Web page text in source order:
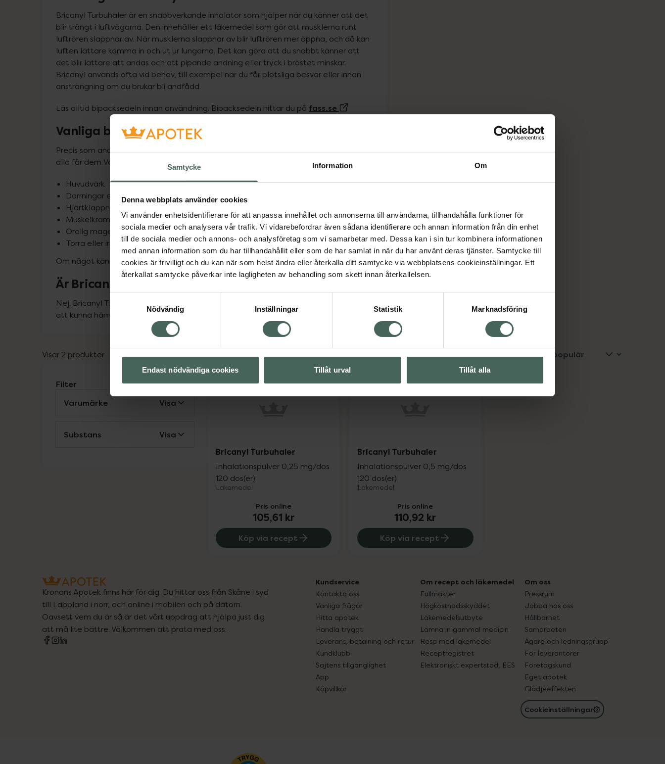
Samtycke Information Om
Denna webbplats använder cookies
Vi använder enhetsidentifierare för att anpassa innehållet och annonserna till användarna, tillhandahålla funktioner för
sociala medier och analysera vår trafik. Vi vidarebefordrar även sådana identifierare och annan information från din enhet
till de sociala medier och annons- och analysföretag som vi samarbetar med. Dessa kan i sin tur kombinera informationen
med annan information som du har tillhandahållit eller som de har samlat in när du har använt deras tjänster. Samtycke till
cookies är frivilligt och du kan när som helst ändra eller återkalla ditt samtycke via webbplatsens cookieinställningar. Ett
återkallat samtycke påverkar inte lagligheten av behandling som skett innan återkallelsen.
Nödvändig
Inställningar Statistik Marknadsföring
Endast nödvändiga cookies Tillåt urval Tillåt alla
Bricanyl Turbuhaler är en snabbverkande inhalator som hjälper när du känner att det
blir trångt i luftvägarna. Den innehåller ett läkemedel som gör att musklerna runt
luftrören slappnar av. När musklerna slappnar av blir luftrören mer öppna, och då kan
luften lättare komma in och ut ur lungorna. Det kan göra att du snabbt känner att
det blir lättare att andas och att pipande andning eller tryck i bröstet minskar.
Bricanyl används ofta vid behov, till exempel när du får plötsliga besvär eller innan
ansträngning om du brukar bli andfådd.
Läs alltid bipacksedeln innan användning. Bipacksedeln hittar du på fass.se
Vanliga biverkningar
Precis som andra läkemedel kan Bricanyl Turbuhaler orsaka biverkningar, men inte
alla får dem. Vanliga eller möjliga biverkningar är bland annat:
Huvudvärk
Darrningar eller skakningar
Hjärtklappning
Muskelkramper
Orolig mage
Torra eller irriterade slemhinnor
Om något känns ovanligt eller allvarligt kontakta vården för rådgivning.
Är Bricanyl Turbuhaler receptfritt?
Nej. Bricanyl Turbuhaler är inte receptfritt. Du måste ha ett recept från en läkare för
att kunna hämta ut det på apoteket.
Visar 2 produkter
Filter
Varumärke
Visa
Substans Visa
Bricanyl Turbuhaler
Inhalationspulver 0,25 mg/dos
120 dos(er)
Läkemedel
Pris online
105,61 kr
Köp via recept
Bricanyl Turbuhaler
Inhalationspulver 0,5 mg/dos
120 dos(er)
Läkemedel
Pris online
110,92 kr
Köp via recept
Kronans Apotek finns här för dig. Du hittar oss från Skåne i syd
till Lappland i norr, och online i mobilen och på datorn.
Oavsett vem du är så är det vårt uppdrag att hjälpa just dig
att må lite bättre. Välkommen att prata med oss.
Kundservice
Kontakta oss
Vanliga frågor
Hitta apotek
Handla tryggt
Leverans, betalning och retur
Kundklubb
Sajtens tillgänglighet
App
Köpvillkor
Om recept och läkemedel
Fullmakter
Högkostnadsskyddet
Läkemedelsutbyte
Lämna in gammal medicin
Resa med läkemedel
Receptregistret
Elektroniskt expertstöd, EES
Om oss
Pressrum
Jobba hos oss
Hållbarhet
Samarbeten
Ägare och ledningsgrupp
För leverantörer
Företagskund
Eget apotek
Glädjeeffekten
Cookieinställningar